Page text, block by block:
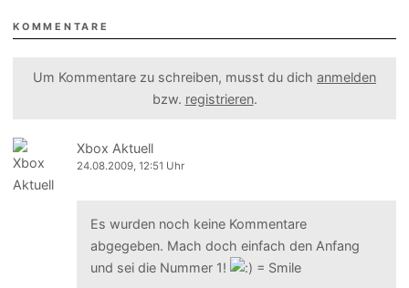
KOMMENTARE
Um Kommentare zu schreiben, musst du dich anmelden
bzw. registrieren.
Xbox Aktuell
24.08.2009, 12:51 Uhr
Es wurden noch keine Kommentare
abgegeben. Mach doch einfach den Anfang
und sei die Nummer 1!